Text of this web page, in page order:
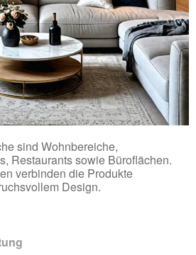
sind Wohnbereiche,
Restaurants sowie Büroflächen.
verbinden die Produkte
Design.